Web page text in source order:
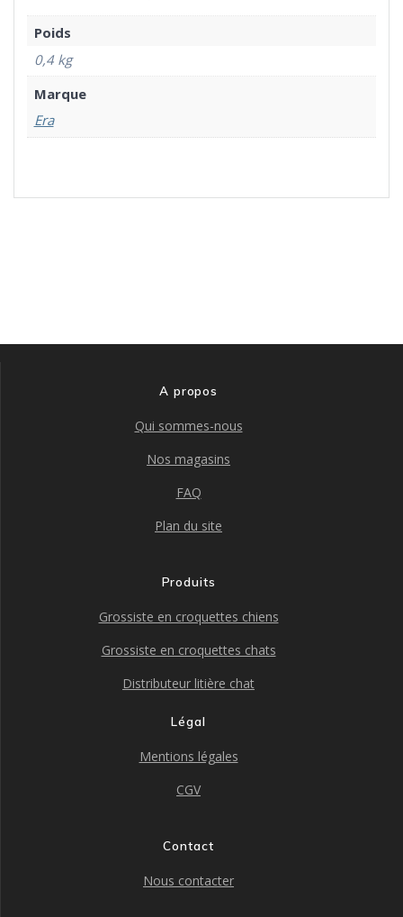
Poids
0,4 kg
Marque
Era
A propos
Qui sommes-nous
Nos magasins
FAQ
Plan du site
Produits
Grossiste en croquettes chiens
Grossiste en croquettes chats
Distributeur litière chat
Légal
Mentions légales
CGV
Contact
Nous contacter